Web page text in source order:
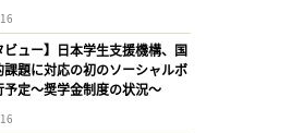
ビュー】日本学生支援機構、国
課題に対応の初のソーシャルボ
予定〜奨学金制度の状況〜